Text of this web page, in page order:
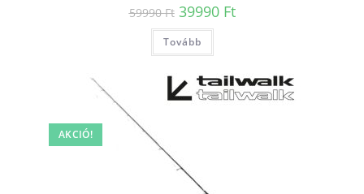
59990Ft Original
price
was:
59990 Ft.
39990 FtCurrent
price
Tovább
AKCIÓ!